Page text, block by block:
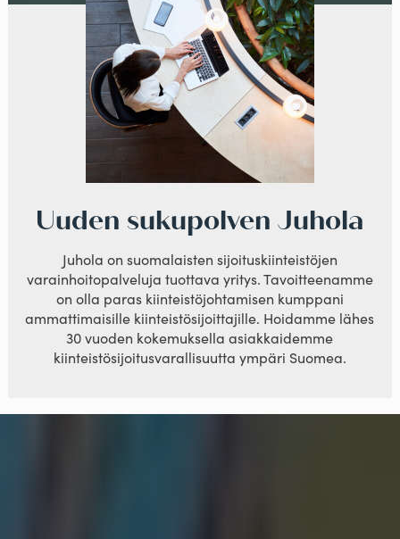
Uuden sukupolven Juhola
Juhola on suomalaisten sijoituskiinteistöjen
varainhoitopalveluja tuottava yritys. Tavoitteenamme
on olla paras kiinteistöjohtamisen kumppani
ammattimaisille kiinteistösijoittajille. Hoidamme lähes
30 vuoden kokemuksella asiakkaidemme
kiinteistösijoitusvarallisuutta ympäri Suomea.